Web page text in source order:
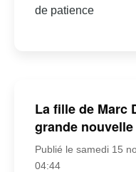
de patience
La fille de Marc
grande
Publié le samedi 15
04:44